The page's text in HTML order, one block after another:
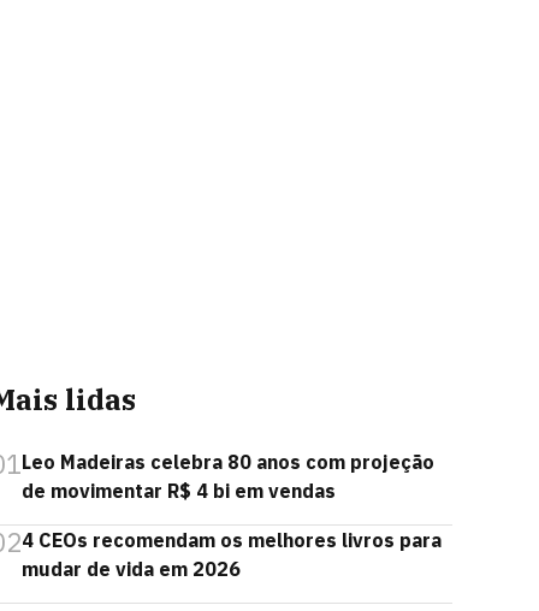
lidas
Leo Madeiras celebra 80 anos com projeção
de movimentar R$ 4 bi em vendas
4 CEOs recomendam os melhores livros para
mudar de vida em 2026